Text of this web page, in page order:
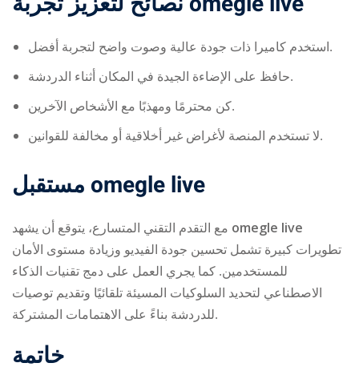
استخدم كاميرا ذات جودة عالية وصوت واضح لتجربة أفضل.
حافظ على الإضاءة الجيدة في المكان أثناء الدردشة.
كن محترمًا ومهذبًا مع الأشخاص الآخرين.
لا تستخدم المنصة لأغراض غير أخلاقية أو مخالفة للقوانين.
مستقبل omegle live
omegle live
تطويرات كبيرة تشمل تحسين جودة الفيديو وزيادة مستوى الأمان
للمستخدمين. كما يجري العمل على دمج تقنيات الذكاء
الاصطناعي لتحديد السلوكيات المسيئة تلقائيًا وتقديم توصيات
للدردشة بناءً على الاهتمامات المشتركة.
خاتمة